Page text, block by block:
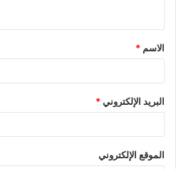
ق
*
الاسم *
البريد الإلكتروني*
الموقع الإلكتروني